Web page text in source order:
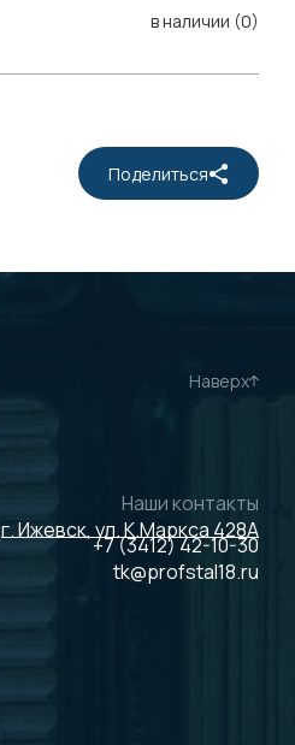
в наличии (0)
Поделиться
Наверх
Наши контакты
г. Ижевск, ул. К.Маркса 428А
+7 (3412) 42-10-30
tk@profstal18.ru